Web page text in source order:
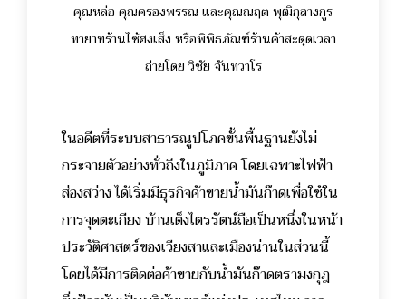
คุณหล่อ คุณครองพรรณ และคุณณฤต พุฒิกุลางกูร
ทายาทร้านไซ้ฮงเส็ง หรือพิพิธภัณฑ์ร้านค้าสะดุดเวลา
ถ่ายโดย วิชัย จันทวาโร
ในอดีตที่ระบบสาธารณูปโภคขั้นพื้นฐานยังไม่
กระจายตัวอย่างทั่วถึงในภูมิภาค โดยเฉพาะไฟฟ้า
ส่องสว่าง ได้เริ่มมีธุรกิจค้าขายน้ำมันก๊าดเพื่อใช้ใน
การจุดตะเกียง บ้านเต็งไตรรัตน์ถือเป็นหนึ่งในหน้า
ประวัติศาสตร์ของเวียงสาและเมืองน่านในส่วนนี้
โดยได้มีการติดต่อค้าขายกับน้ำมันก๊าดตรามงกุฎ